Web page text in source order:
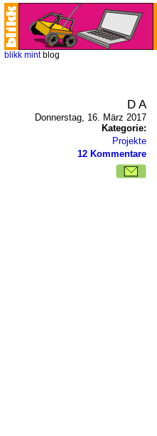
blikk mint blog
D A
Donnerstag, 16. März 2017
Kategorie:
Projekte
12 Kommentare